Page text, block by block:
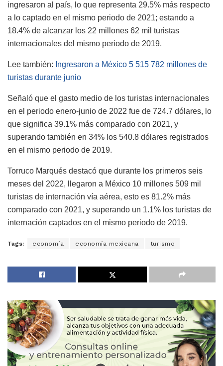
ingresaron al país, lo que representa 29.5% más respecto
a lo captado en el mismo periodo de 2021; estando a
18.4% de alcanzar los 22 millones 62 mil turistas
internacionales del mismo periodo de 2019.
Lee también: Ingresaron a México 5 515 782 millones de
turistas durante junio
Señaló que el gasto medio de los turistas internacionales
en el periodo enero-junio de 2022 fue de 724.7 dólares, lo
que significa 39.1% más comparado con 2021, y
superando también en 34% los 540.8 dólares registrados
en el mismo periodo de 2019.
Torruco Marqués destacó que durante los primeros seis
meses del 2022, llegaron a México 10 millones 509 mil
turistas de internación vía aérea, esto es 81.2% más
comparado con 2021, y superando un 1.1% los turistas de
internación captados en el mismo periodo de 2019.
Tags: economía economía mexicana turismo